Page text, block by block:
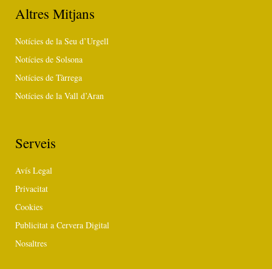
Altres Mitjans
Notícies de la Seu d’Urgell
Notícies de Solsona
Notícies de Tàrrega
Notícies de la Vall d’Aran
Serveis
Avís Legal
Privacitat
Cookies
Publicitat a Cervera Digital
Nosaltres